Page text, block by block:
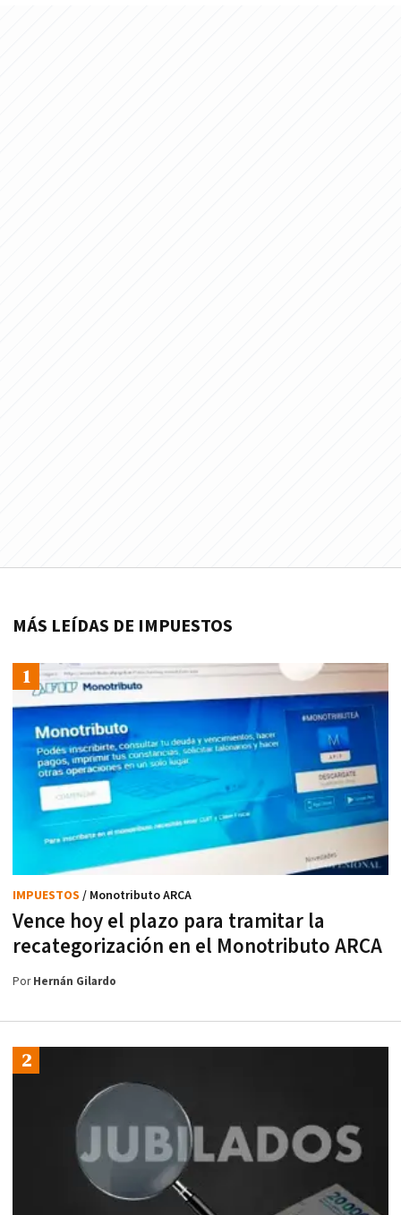
MÁS LEÍDAS DE IMPUESTOS
Vence hoy el plazo para tramitar la
recategorización en el Monotributo ARCA
IMPUESTOS / Monotributo ARCA
PorHernán Gilardo